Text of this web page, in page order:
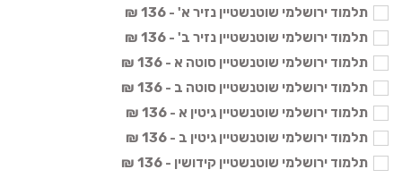
תלמוד ירושלמי שוטנשטיין נזיר א' - 136 ₪
תלמוד ירושלמי שוטנשטיין נזיר ב' - 136 ₪
תלמוד ירושלמי שוטנשטיין סוטה א - 136 ₪
תלמוד ירושלמי שוטנשטיין סוטה ב - 136 ₪
תלמוד ירושלמי שוטנשטיין גיטין א - 136 ₪
תלמוד ירושלמי שוטנשטיין גיטין ב - 136 ₪
תלמוד ירושלמי שוטנשטיין קידושין - 136 ₪